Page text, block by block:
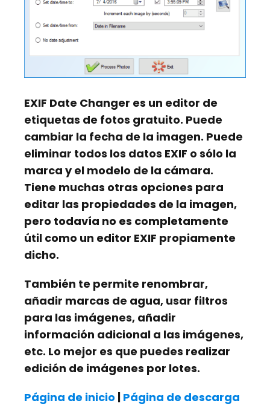
EXIF Date Changer es un editor de
etiquetas de fotos gratuito. Puede
cambiar la fecha de la imagen. Puede
eliminar todos los datos EXIF o sólo la
marca y el modelo de la cámara.
Tiene muchas otras opciones para
editar las propiedades de la imagen,
pero todavía no es completamente
útil como un editor EXIF propiamente
dicho.
También te permite renombrar,
añadir marcas de agua, usar filtros
para las imágenes, añadir
información adicional a las imágenes,
etc. Lo mejor es que puedes realizar
edición de imágenes por lotes.
Página de inicio | Página de descarga